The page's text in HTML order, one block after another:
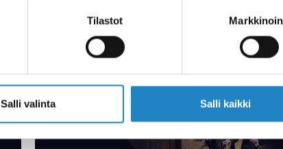
Tilastot
Salli valinta Salli kaikki